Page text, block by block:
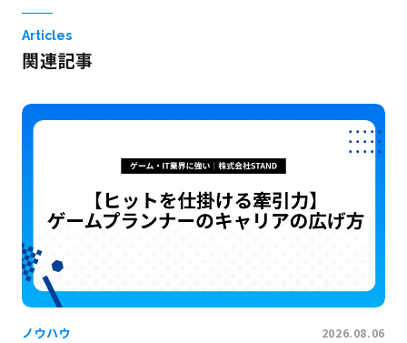
Articles
関連記事
ノウハウ 2026.08.06